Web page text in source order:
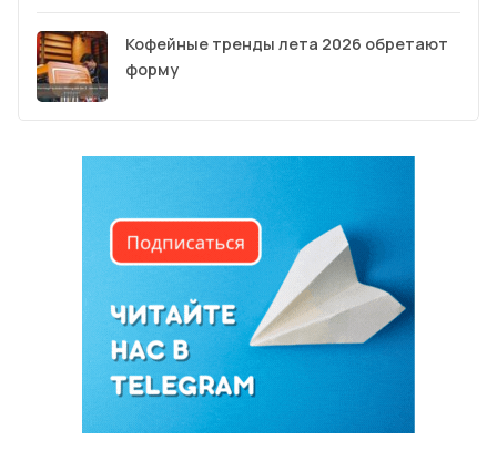
Кофейные тренды лета 2026 обретают
форму